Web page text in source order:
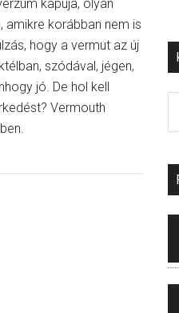
kapuja, olyan
amikre korábban nem is
hogy a vermut az új
szódával, jégen,
jó. De hol kell
Vermouth